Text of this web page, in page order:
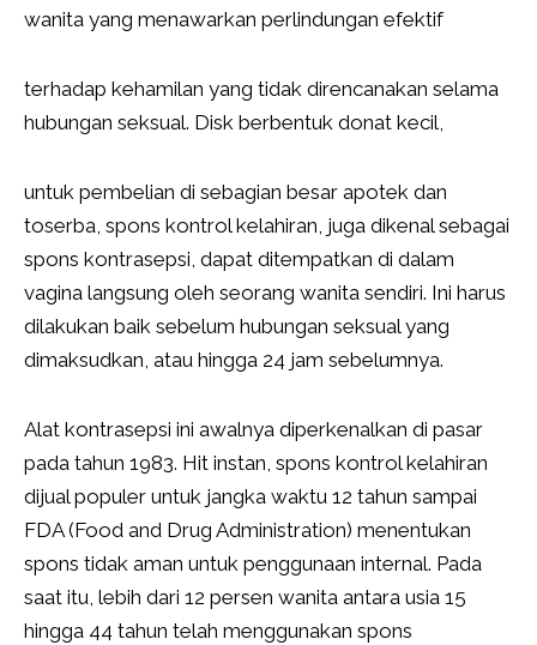
wanita yang menawarkan perlindungan efektif
terhadap kehamilan yang tidak direncanakan selama
hubungan seksual. Disk berbentuk donat kecil,
untuk pembelian di sebagian besar apotek dan
toserba, spons kontrol kelahiran, juga dikenal sebagai
spons kontrasepsi, dapat ditempatkan di dalam
vagina langsung oleh seorang wanita sendiri. Ini harus
dilakukan baik sebelum hubungan seksual yang
dimaksudkan, atau hingga 24 jam sebelumnya.
Alat kontrasepsi ini awalnya diperkenalkan di pasar
pada tahun 1983. Hit instan, spons kontrol kelahiran
dijual populer untuk jangka waktu 12 tahun sampai
FDA (Food and Drug Administration) menentukan
spons tidak aman untuk penggunaan internal. Pada
saat itu, lebih dari 12 persen wanita antara usia 15
hingga 44 tahun telah menggunakan spons